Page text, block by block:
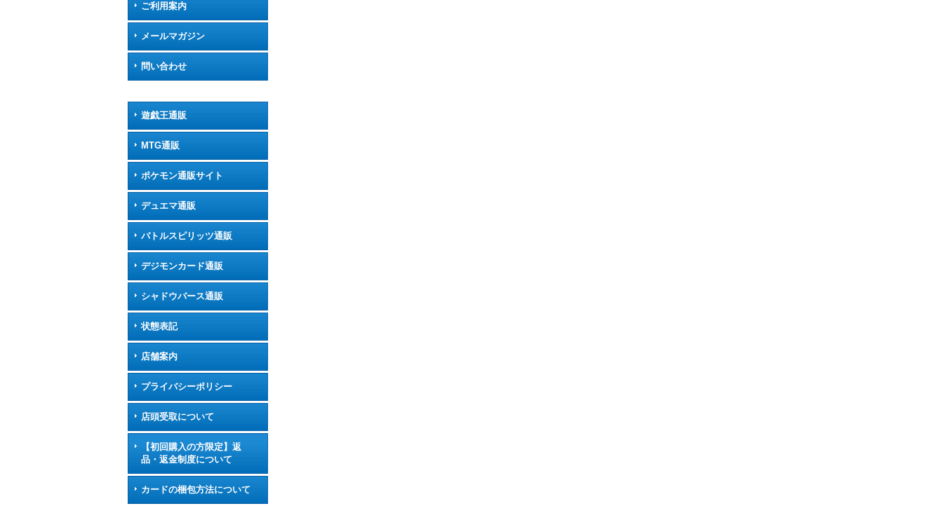
ご利用案内
メールマガジン
問い合わせ
遊戯王通販
MTG通販
ポケモン通販サイト
デュエマ通販
バトルスピリッツ通販
デジモンカード通販
シャドウバース通販
状態表記
店舗案内
プライバシーポリシー
店頭受取について
【初回購入の方限定】返
品・返金制度について
カードの梱包方法について